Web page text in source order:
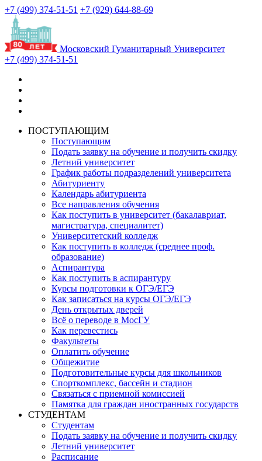
+7 (499) 374-51-51 +7 (929) 644-88-69
Московский Гуманитарный Университет
+7 (499) 374-51-51
ПОСТУПАЮЩИМ
Поступающим
Подать заявку на обучение и получить скидку
Летний университет
График работы подразделений университета
Абитуриенту
Календарь абитуриента
Все направления обучения
Как поступить в университет (бакалавриат,
магистратура, специалитет)
Университетский колледж
Как поступить в колледж (среднее проф.
образование)
Аспирантура
Как поступить в аспирантуру
Курсы подготовки к ОГЭ/ЕГЭ
Как записаться на курсы ОГЭ/ЕГЭ
День открытых дверей
Всё о переводе в МосГУ
Как перевестись
Факультеты
Оплатить обучение
Общежитие
Подготовительные курсы для школьников
Спорткомплекс, бассейн и стадион
Связаться с приемной комиссией
Памятка для граждан иностранных государств
СТУДЕНТАМ
Студентам
Подать заявку на обучение и получить скидку
Летний университет
Расписание